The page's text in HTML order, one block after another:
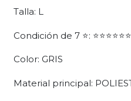
Talla: L
Condición de 7 ⭐:
Color: GRIS
Material principal: